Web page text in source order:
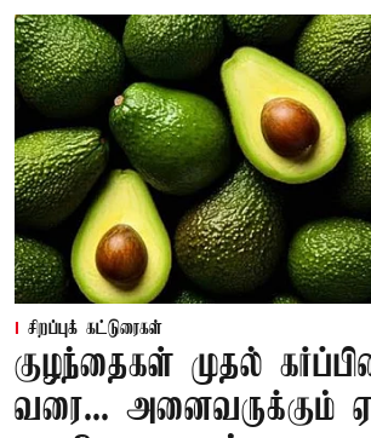
சிறப்புக் கட்டுரைகள்
குழந்தைகள் முதல்
வரை... அனைவருக்கும்